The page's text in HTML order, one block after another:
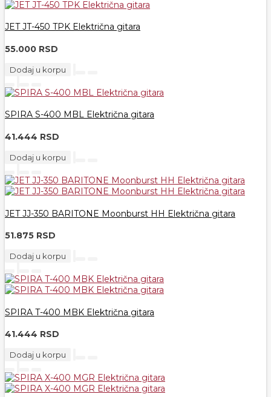
JET JT-450 TPK Električna gitara
55.000 RSD
Dodaj u korpu
SPIRA S-400 MBL Električna gitara
41.444 RSD
Dodaj u korpu
JET JJ-350 BARITONE Moonburst HH Električna gitara
51.875 RSD
Dodaj u korpu
SPIRA T-400 MBK Električna gitara
41.444 RSD
Dodaj u korpu